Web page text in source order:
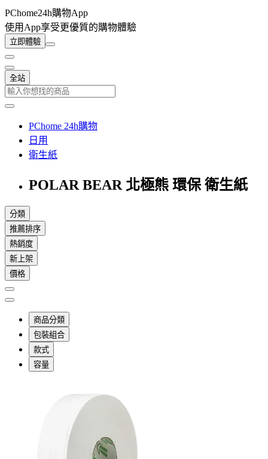
PChome24h購物App
使用App享受更優質的購物體驗
立即體驗
全站
PChome 24h購物
日用
衛生紙
POLAR BEAR 北極熊 環保 衛生紙
分類
推薦排序
熱銷度
新上架
價格
商品分類
包裝組合
款式
容量